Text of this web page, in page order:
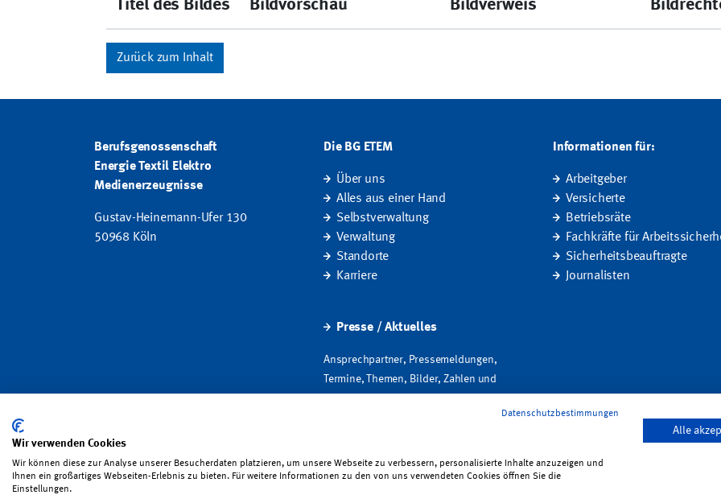
Titel des Bildes Bildvorschau Bildverweis
Zurück zum Inhalt
Berufsgenossenschaft
Energie Textil Elektro
Medienerzeugnisse
Gustav-Heinemann-Ufer 130
50968 Köln
Die BG ETEM
Über uns
Alles aus einer Hand
Selbstverwaltung
Verwaltung
Standorte
Karriere
Presse / Aktuelles
Ansprechpartner, Pressemeldungen,
Termine, Themen, Bilder, Zahlen und
Informationen für:
Arbeitgeber
Versicherte
Betriebsräte
Fachkräfte für
Sicherheitsbeauftragte
Journalisten
Impressum Datenschutz Satzung · Erklärung zur Barrierefreiheit Bildrechte Kontakt
Datenschutzbestimmungen
Wir verwenden Cookies
Wir können diese zur Analyse unserer Besucherdaten platzieren, um unsere Webseite zu verbessern, personalisierte Inhalte anzuzeigen und
Ihnen ein großartiges Webseiten-Erlebnis zu bieten. Für weitere Informationen zu den von uns verwendeten Cookies öffnen Sie die
Einstellungen.
Alle